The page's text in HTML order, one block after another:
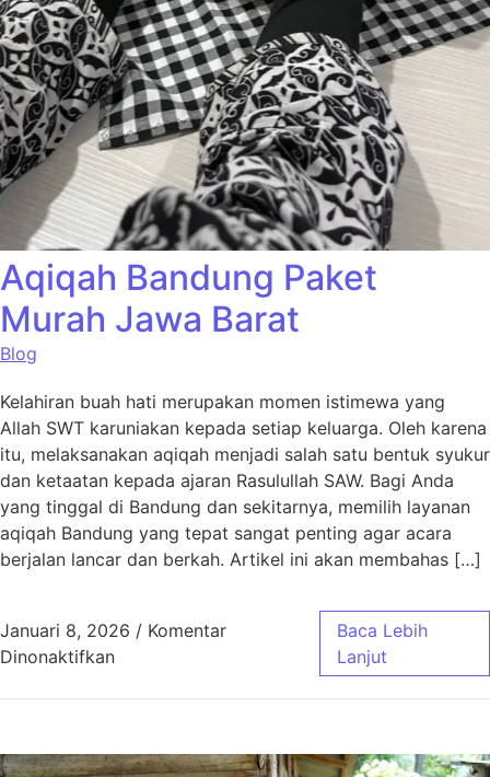
Aqiqah Bandung Paket
Murah Jawa Barat
Blog
Kelahiran buah hati merupakan momen istimewa yang
Allah SWT karuniakan kepada setiap keluarga. Oleh karena
itu, melaksanakan aqiqah menjadi salah satu bentuk syukur
dan ketaatan kepada ajaran Rasulullah SAW. Bagi Anda
yang tinggal di Bandung dan sekitarnya, memilih layanan
aqiqah Bandung yang tepat sangat penting agar acara
berjalan lancar dan berkah. Artikel ini akan membahas […]
Januari 8, 2026 / Komentar
Dinonaktifkanpada Aqiqah Bandung Paket Murah Jawa
Baca Lebih
Lanjut